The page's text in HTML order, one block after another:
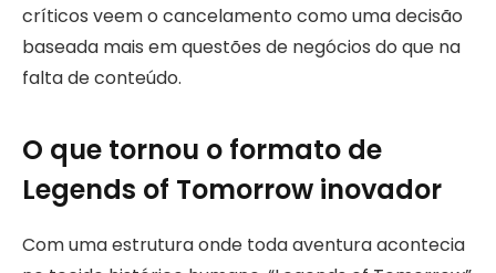
críticos veem o cancelamento como uma decisão
baseada mais em questões de negócios do que na
falta de conteúdo.
O que tornou o formato de
Legends of Tomorrow inovador
Com uma estrutura onde toda aventura acontecia